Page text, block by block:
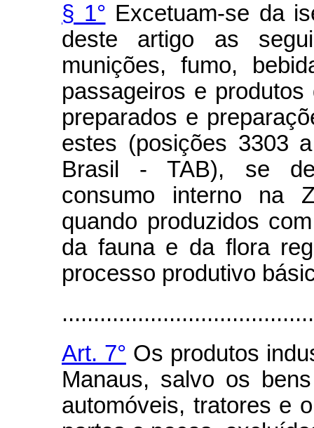
§ 1° Excetuam-se da
deste artigo as
munições, fumo,
passageiros e
preparados e
estes (posições 3303
Brasil - TAB), se
consumo interno na
quando produzidos
da fauna e da flora
processo produtivo
Art. 7° Os produtos
Manaus, salvo os
automóveis, tratores e